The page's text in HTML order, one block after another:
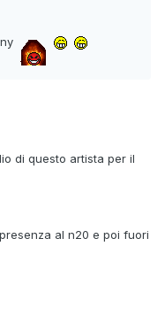
di questo artista per il
al n20 e poi fuori